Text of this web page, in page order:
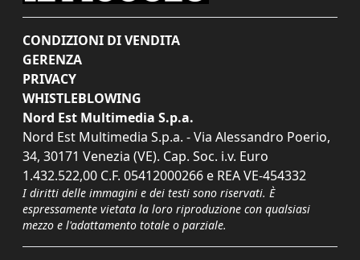
CONDIZIONI DI VENDITA
GERENZA
PRIVACY
WHISTLEBLOWING
Nord Est Multimedia S.p.a.
Nord Est Multimedia S.p.a. - Via Alessandro Poerio,
34, 30171 Venezia (VE). Cap. Soc. i.v. Euro
1.432.522,00 C.F. 05412000266 e REA VE-454332
I diritti delle immagini e dei testi sono riservati. È
espressamente vietata la loro riproduzione con qualsiasi
mezzo e l'adattamento totale o parziale.